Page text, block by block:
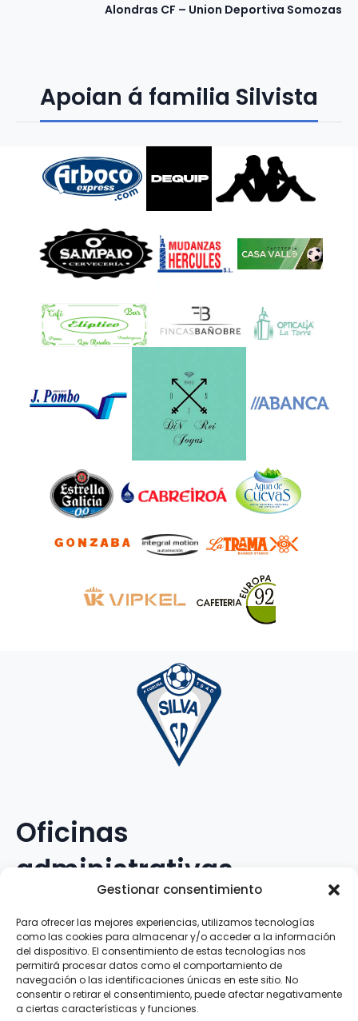
Gestionar consentimiento
Para ofrecer las mejores experiencias, utilizamos tecnologías
como las cookies para almacenar y/o acceder a la información
del dispositivo. El consentimiento de estas tecnologías nos
permitirá procesar datos como el comportamiento de
navegación o las identificaciones únicas en este sitio. No
consentir o retirar el consentimiento, puede afectar negativamente
a ciertas características y funciones.
Alondras CF – Union Deportiva Somozas
Apoian á familia Silvista
Oficinas
administrativas
Avenida Galileo Galilei, 12
15.008 · A Coruña · España
Teléfono:881.069.303
WhatsApp:616.897.466